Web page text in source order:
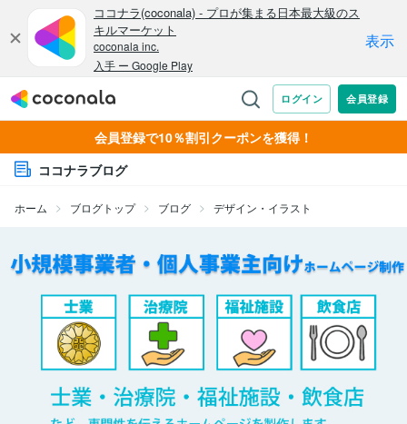
会員登録で10％割引クーポンを獲得！
ココナラブログ
ホーム ブログトップ ブログ デザイン・イラスト